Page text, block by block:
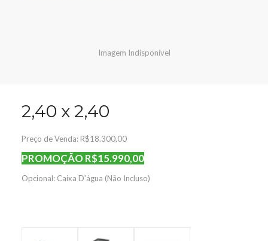
Imagem Indisponível
2,40 x 2,40
Preço de Venda: R$18.300,00
PROMOÇÃO R$15.990,00
Opcional: Caixa D’água (Não Incluso)